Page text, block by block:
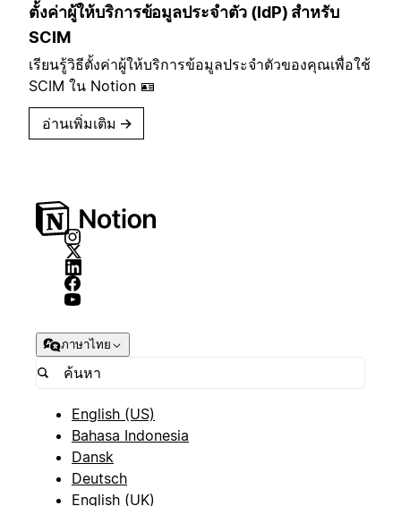
ตั้งค่าผู้ให้บริการข้อมูลประจำตัว (IdP) สำหรับ
SCIM
เรียนรู้วิธีตั้งค่าผู้ให้บริการข้อมูลประจำตัวของคุณเพื่อใช้
SCIM ใน Notion 🪪
อ่านเพิ่มเติม →
ภาษาไทย
English (US)
Bahasa Indonesia
Dansk
Deutsch
English (UK)